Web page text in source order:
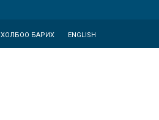
ХОЛБОО БАРИХ ENGLISH